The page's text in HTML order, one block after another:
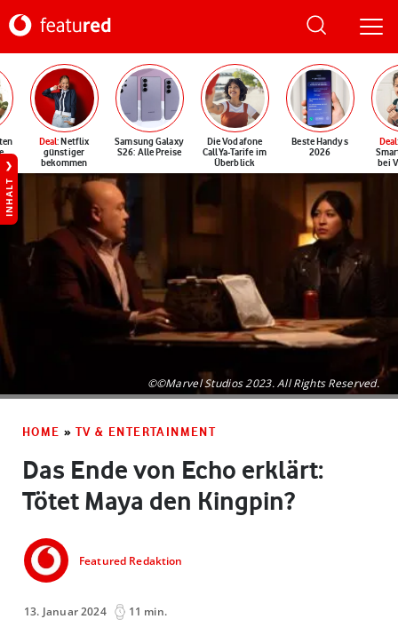
Deal: Netflix
günstiger
bekommen
Samsung Galaxy
S26: Alle Preise
Die Vodafone
CallYa-Tarife im
Überblick
Beste Handys
2026
Deal
bei
INHALT
©©Marvel Studios 2023. All Rights Reserved.
HOME » TV & ENTERTAINMENT
Das Ende von Echo erklärt:
Tötet Maya den Kingpin?
Featured Redaktion
13. Januar 2024 11 min.